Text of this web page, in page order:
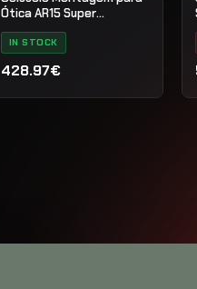
Ótica AR15 Super
Precision 30mm Extended
IN STOCK
428.97€